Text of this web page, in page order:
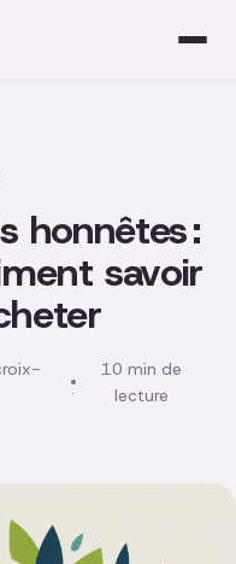
honnêtes :
savoir
·
10 min de
lecture